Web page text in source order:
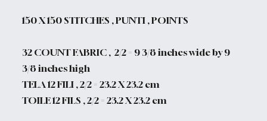
150X 150 STITCHES , PUNTI , POINTS
32 COUNT FABRIC , 2/2 = 9 3/8 inches wide by 9
3/8 inches high
TELA 12 FILI , 2/2 = 23.2 X 23.2 cm
TOILE 12 FILS , 2/2 = 23.2 X 23.2 cm